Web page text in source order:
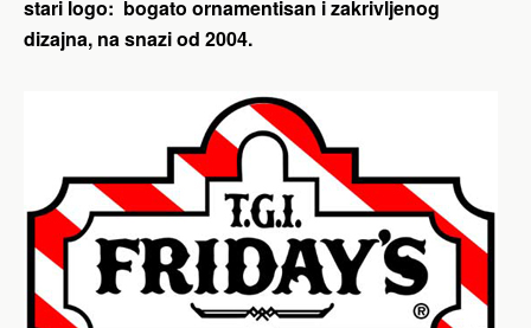
stari logo: bogato ornamentisan i zakrivljenog
dizajna, na snazi od 2004.